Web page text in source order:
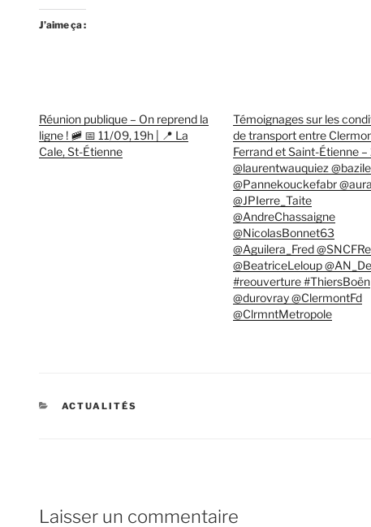
J’aime ça :
Réunion publique – On reprend la
ligne ! 🚞 📅 11/09, 19h | 📍 La
Cale, St-Étienne
Témoignages sur les
de transport entre
Ferrand et Saint-Étienne –
@laurentwauquiez
@Pannekouckefabr
@JPIerre_Taite
@AndreChassaigne
@NicolasBonnet63
@Aguilera_Fred
@BeatriceLeloup
#reouverture #ThiersBoën
@durovray @ClermontFd
@ClrmntMetropole
CATÉGORIES
ACTUALITÉS
Laisser un commentaire